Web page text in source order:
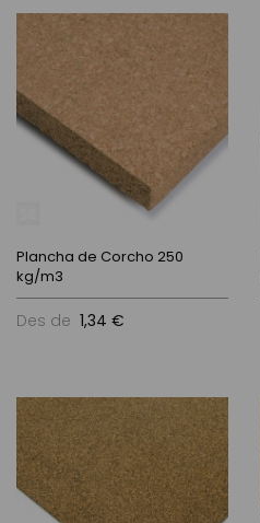
Plancha de Corcho 250
kg/m3
Des de 1,34 €